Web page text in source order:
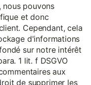
nous pouvons
et donc
Cependant, cela
d'informations
sur notre intérêt
1 lit. f DSGVO
aux
de supprimer les